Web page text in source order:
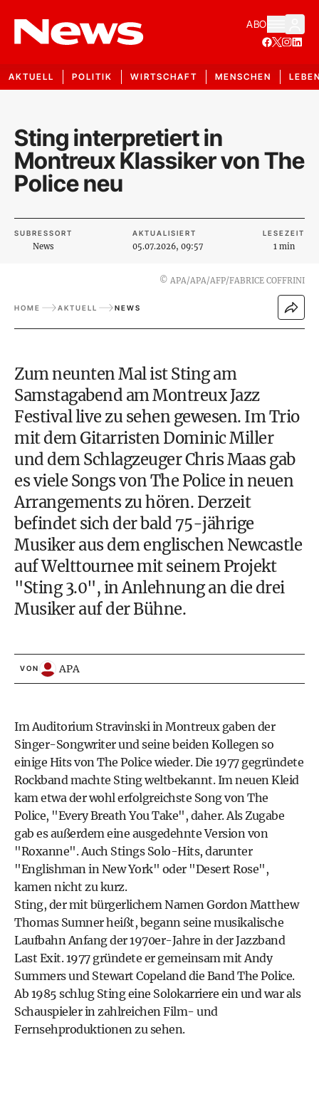
ABO
AKTUELL POLITIK WIRTSCHAFT MENSCHEN
Sting interpretiert in
Montreux Klassiker von The
Police neu
SUBRESSORT
News
AKTUALISIERT
05.07.2026, 09:57
LESEZEIT
1 min
© APA/APA/AFP/FABRICE COFFRINI
HOME AKTUELL NEWS
Zum neunten Mal ist Sting am
Samstagabend am Montreux Jazz
Festival live zu sehen gewesen. Im Trio
mit dem Gitarristen Dominic Miller
und dem Schlagzeuger Chris Maas gab
es viele Songs von The Police in neuen
Arrangements zu hören. Derzeit
befindet sich der bald 75-jährige
Musiker aus dem englischen Newcastle
auf Welttournee mit seinem Projekt
"Sting 3.0", in Anlehnung an die drei
Musiker auf der Bühne.
VON APA
Im Auditorium Stravinski in Montreux gaben der
Singer-Songwriter und seine beiden Kollegen so
einige Hits von The Police wieder. Die 1977 gegründete
Rockband machte Sting weltbekannt. Im neuen Kleid
kam etwa der wohl erfolgreichste Song von The
Police, "Every Breath You Take", daher. Als Zugabe
gab es außerdem eine ausgedehnte Version von
"Roxanne". Auch Stings Solo-Hits, darunter
"Englishman in New York" oder "Desert Rose",
kamen nicht zu kurz.
Sting, der mit bürgerlichem Namen Gordon Matthew
Thomas Sumner heißt, begann seine musikalische
Laufbahn Anfang der 1970er-Jahre in der Jazzband
Last Exit. 1977 gründete er gemeinsam mit Andy
Summers und Stewart Copeland die Band The Police.
Ab 1985 schlug Sting eine Solokarriere ein und war als
Schauspieler in zahlreichen Film- und
Fernsehproduktionen zu sehen.